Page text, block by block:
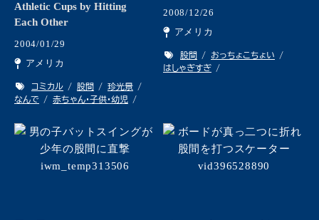
Athletic Cups by Hitting
Each Other
2004/01/29
アメリカ
コミカル 股間
珍光景
なんで
赤ちゃん・子供・幼児
2008/12/26
アメリカ
股間
おっちょこちょい
はしゃぎすぎ